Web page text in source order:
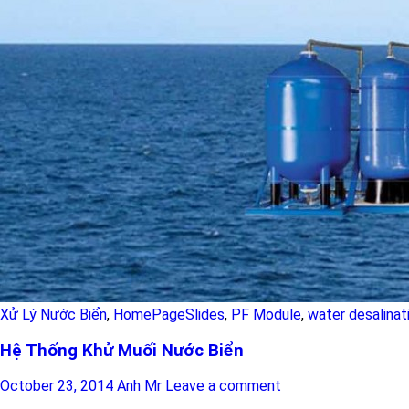
Xử Lý Nước Biển, HomePageSlides, PF Module, water
Hệ Thống Khử Muối Nước Biển
October 23, 2014 Anh Mr Leave a comment